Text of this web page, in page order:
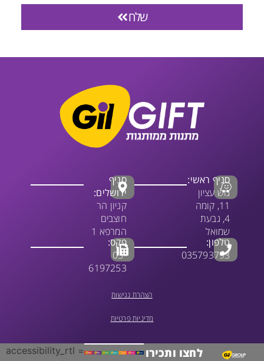
סניף ראשי:
גוש עציון
11, קומה
ירושלים:
טלפון:
035793793
6197253
הצהרת נגישות
מדיניות פרטיות
לחצו ותכירו
accessibility_rtl =